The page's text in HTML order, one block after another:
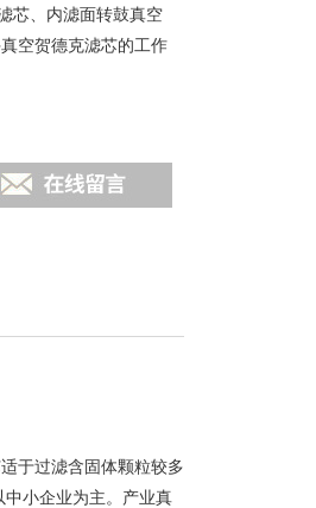
芯、内滤面转鼓真空
空贺德克滤芯的工作
适于过滤含固体颗粒较多
中小企业为主。产业真